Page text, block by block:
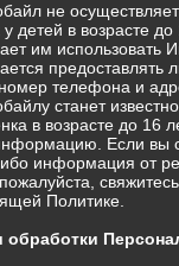
не
детей в возрасте
им использовать
телефона и
станет
в возрасте до 16
Если вы
информация от
Политике.
обработки